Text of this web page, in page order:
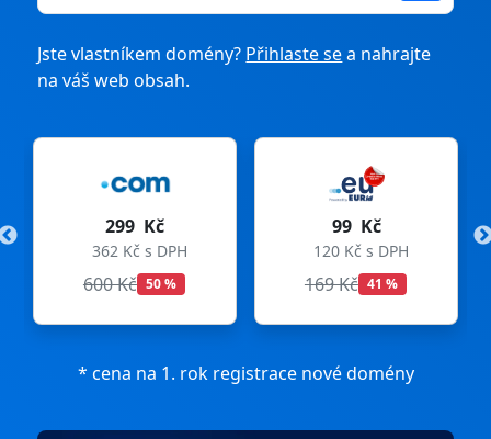
Jste vlastníkem domény? Přihlaste sea nahrajte
na váš web obsah.
299 Kč
362 Kč s DPH
600 Kč 50 %
99 Kč
120 Kč s DPH
169 Kč 41 %
* cena na 1. rok registrace nové domény